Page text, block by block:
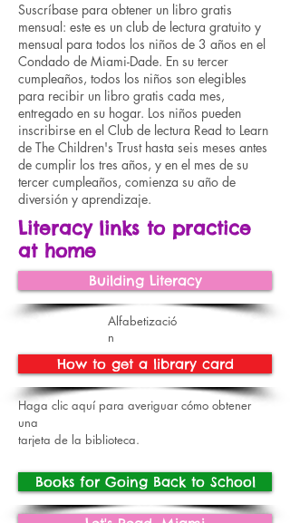
Suscríbase para obtener un libro gratis
mensual: este es un club de lectura gratuito y
mensual para todos los niños de 3 años en el
Condado de Miami-Dade. En su tercer
cumpleaños, todos los niños son elegibles
para recibir un libro gratis cada mes,
entregado en su hogar. Los niños pueden
inscribirse en el Club de lectura Read to Learn
de The Children's Trust hasta seis meses antes
de cumplir los tres años, y en el mes de su
tercer cumpleaños, comienza su año de
diversión y aprendizaje.
Literacy links to practice
at home
Building Literacy
Alfabetizació
n
How to get a library card
Haga clic aquí para averiguar cómo obtener
una
tarjeta de la biblioteca.
Books for Going Back to School